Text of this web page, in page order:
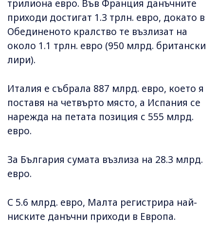
трилиона евро. Във Франция данъчните
приходи достигат 1.3 трлн. евро, докато в
Обединеното кралство те възлизат на
около 1.1 трлн. евро (950 млрд. британски
лири).
Италия е събрала 887 млрд. евро, което я
поставя на четвърто място, а Испания се
нарежда на петата позиция с 555 млрд.
евро.
За България сумата възлиза на 28.3 млрд.
евро.
С 5.6 млрд. евро, Малта регистрира най-
ниските данъчни приходи в Европа.